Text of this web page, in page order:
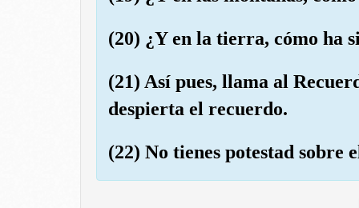
(20) ¿Y en la tierra, cómo ha
(21) Así pues, llama al
despierta el recuerdo.
(22) No tienes potestad sobre